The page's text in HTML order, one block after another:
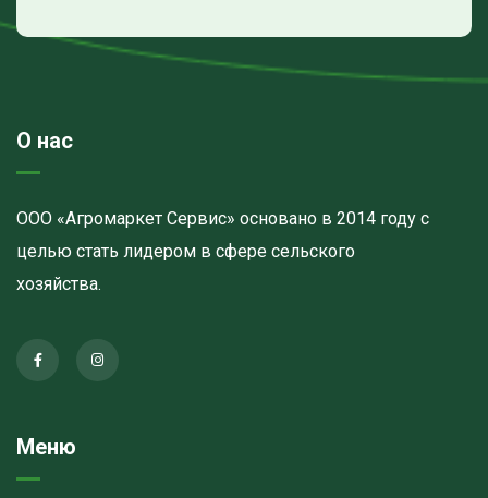
О нас
ООО «Агромаркет Сервис» основано в 2014 году с
целью стать лидером в сфере сельского
хозяйства.
Меню